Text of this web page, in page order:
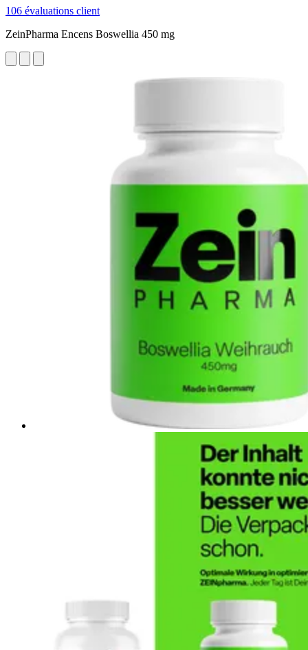
106 évaluations client
ZeinPharma Encens Boswellia 450 mg